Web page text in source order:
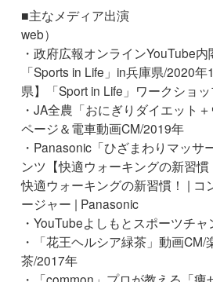
■主なメディア出演
web）
・政府広報オンラインYouTube
「Sports in Life」in兵庫県​/2020
県】「Sport in Life」ワークショ
・JA全農「おにぎりダイエット
ページ＆電車動画CM/2019年
・Panasonic「ひざまわりマッサ
ンツ【快適ウォーキングの新習
快適ウォーキングの新習慣！ | コ
ージャー | Panasonic
・YouTubeよしもとスポーツチ
・「花王ヘルシア緑茶」動画CM/
茶/2017年